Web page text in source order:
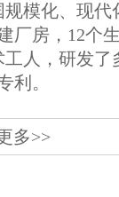
模化、现代
厂房，12个
人，研发了
利。
多>>